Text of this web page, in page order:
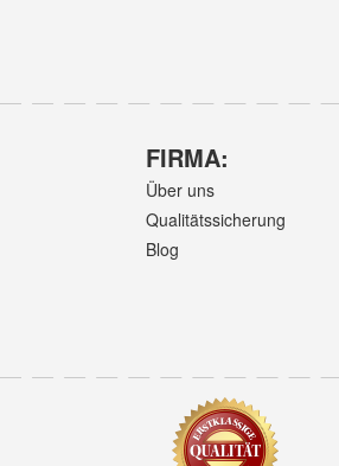
FIRMA:
Über uns
Qualitätssicherung
Blog